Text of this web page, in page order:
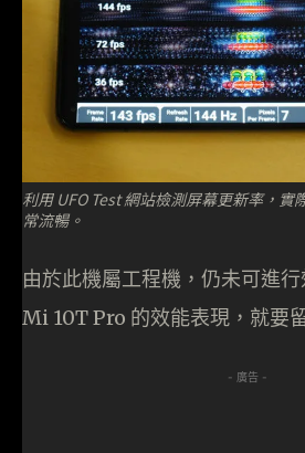
利用 UFO Test 網站檢測屏幕更新率，實
常流暢。
由於此機屬工程機，仍未可進
Mi 10T Pro 的效能表現，就要
- 廣告 -